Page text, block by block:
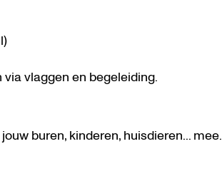
vlaggen en begeleiding.
buren, kinderen, huisdieren... mee.